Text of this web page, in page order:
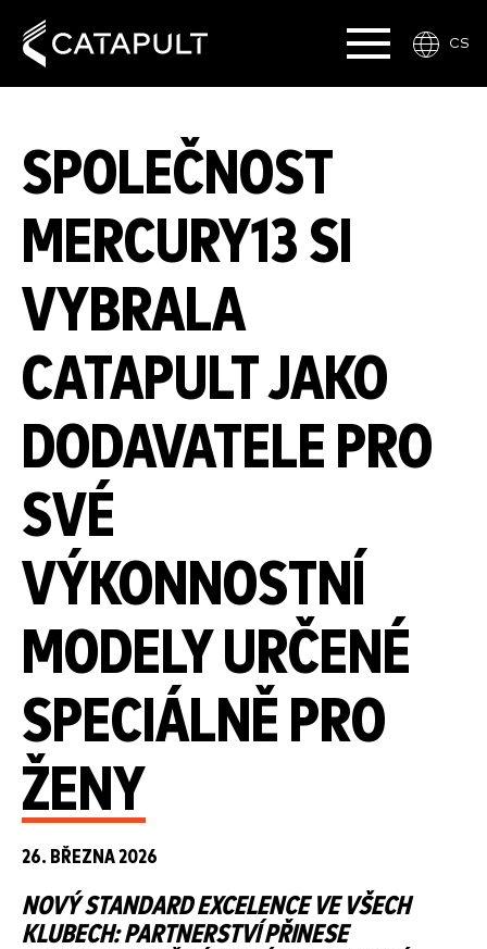
CS
SPOLEČNOST
MERCURY13 SI
VYBRALA
CATAPULT JAKO
DODAVATELE PRO
SVÉ
VÝKONNOSTNÍ
MODELY URČENÉ
SPECIÁLNĚ PRO
ŽENY
26. BŘEZNA 2026
NOVÝ STANDARD EXCELENCE VE VŠECH
KLUBECH: PARTNERSTVÍ PŘINESE